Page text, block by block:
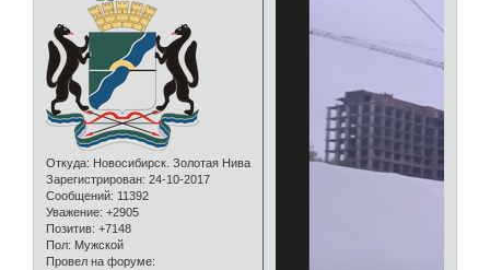
Откуда: Новосибирск. Золотая Нива
Зарегистрирован: 24-10-2017
Сообщений: 11392
Уважение: +2905
Позитив: +7148
Пол: Мужской
Провел на форуме: